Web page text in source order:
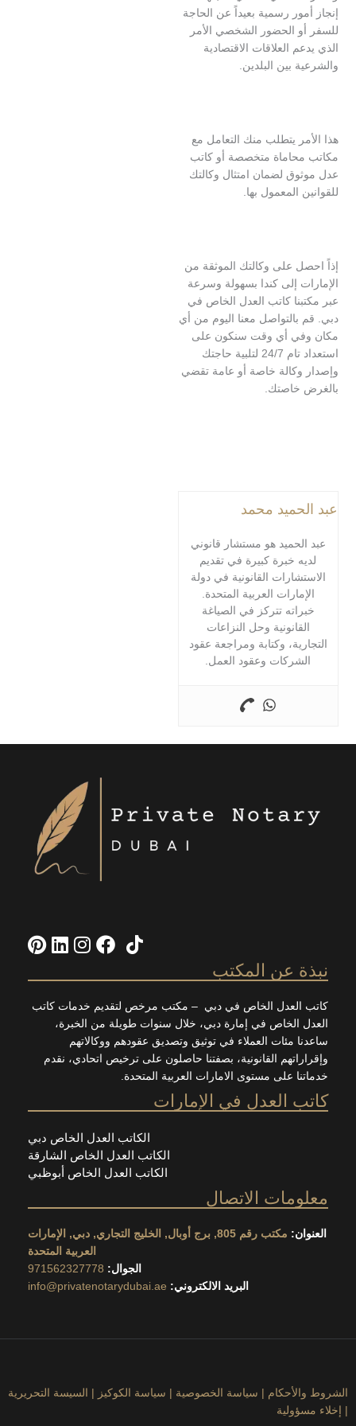
رسمية بعيداً عن الحاجة
الحضور الشخصي الأمر
العلاقات الاقتصادية
بين البلدين.
يتطلب منك التعامل مع
متخصصة أو كاتب
لضمان امتثال وكالتك
المعمول بها.
على وكالتك الموثقة من
إلى كندا بسهولة وسرعة
كاتب العدل الخاص في
معنا اليوم من أي
أي وقت سنكون على
استعداد تام 24/7 لتلبية حاجتك
خاصة أو عامة تقضي
خاصتك.
محمد
هو مستشار قانوني
خبرة كبيرة في تقديم
القانونية في دولة
العربية المتحدة.
تتركز في الصياغة
وحل النزاعات
وكتابة ومراجعة عقود
وعقود العمل.
Facebook
Instagram
LinkedIn
Pinterest
عن المكتب
العدل الخاص في دبي – مكتب مرخص لتقديم خدمات كاتب
الخاص في إمارة دبي، خلال سنوات طويلة من الخبرة،
مئات العملاء في توثيق وتصديق عقودهم ووكالاتهم
القانونية، بصفتنا حاصلون على ترخيص اتحادي، نقدم
على مستوى الامارات العربية المتحدة.
العدل في الإمارات
الكاتب العدل الخاص دبي
الكاتب العدل الخاص الشارقة
الكاتب العدل الخاص أبوظبي
الاتصال
مكتب رقم 805, برج أوبال, الخليج التجاري, دبي, الإمارات
العربية المتحدة
971562327778
البريد الالكتروني: info@privatenotarydubai.ae
| سياسة الخصوصية|سياسة الكوكيز|السيسة التحريرية